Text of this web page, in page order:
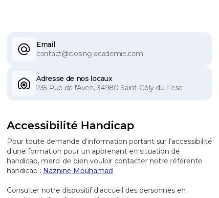
Email
contact@closing-academie.com
Adresse de nos locaux
235 Rue de l'Aven, 34980 Saint-Gély-du-Fesc
Accessibilité Handicap
Pour toute demande d’information portant sur l’accessibilité
d’une formation pour un apprenant en situation de
handicap, merci de bien vouloir contacter notre référente
handicap : Naznine Mouhamad
Consulter notre dispositif d'accueil des personnes en